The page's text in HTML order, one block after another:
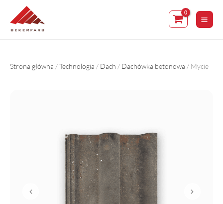
content
Strona główna /Technologia / Dach / Dachówka betonowa / Mycie